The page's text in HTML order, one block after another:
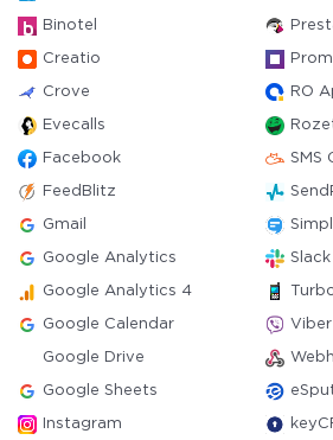
Binotel
Creatio Prom
Crove RO
Evecalls
Facebook SMS
FeedBlitz
Gmail
Google Analytics Slack
Google Analytics 4
Google Calendar Viber
Google Drive
Google Sheets
Instagram